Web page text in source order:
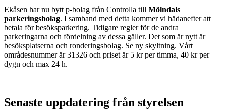
Ekåsen har nu bytt p-bolag från Controlla till Mölndals
parkeringsbolag. I samband med detta kommer vi hädanefter att
betala för besöksparkering. Tidigare regler för de andra
parkeringarna och fördelning av dessa gäller. Det som är nytt är
besöksplatserna och ronderingsbolag. Se ny skyltning. Vårt
områdesnummer är 31326 och priset är 5 kr per timma, 40 kr per
dygn och max 24 h.
Senaste uppdatering från styrelsen